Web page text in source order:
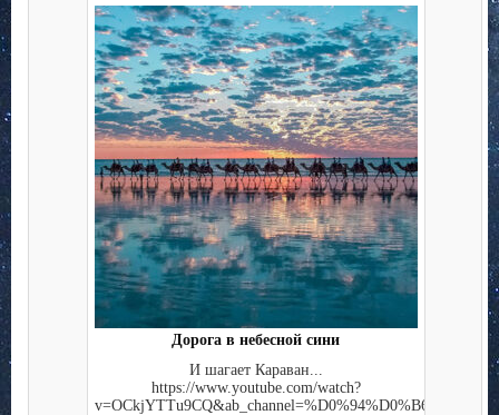
Дорога в небесной сини
И шагает Караван...
https://www.youtube.com/watch?